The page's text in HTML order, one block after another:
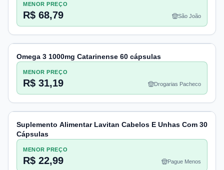
MENOR PREÇO
R$ 68,79 São João
Omega 3 1000mg Catarinense 60 cápsulas
MENOR PREÇO
R$ 31,19 Drogarias Pacheco
Suplemento Alimentar Lavitan Cabelos E Unhas Com 30
Cápsulas
MENOR PREÇO
R$ 22,99 Pague Menos